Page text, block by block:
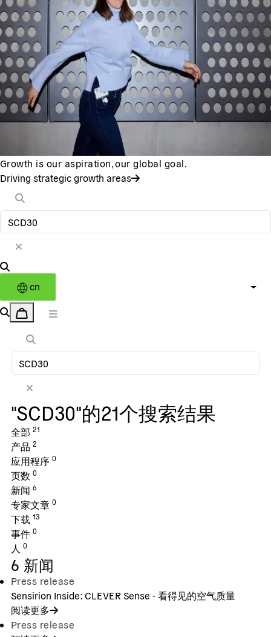
Growth is our aspiration, our global goal.
Driving strategic growth areas
cn
"SCD30"的21个搜索结果
全部 21
产品 2
应用程序 0
页数 0
新闻 6
专家文章 0
下载 13
事件 0
人 0
6 新闻
Press release
Sensirion Inside: CLEVER Sense - 看得见的空气质量
阅读更多
Press release